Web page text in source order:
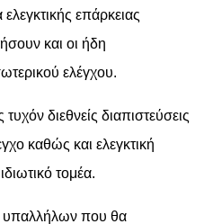
επάρκειας
και οι ήδη
ελέγχου.
διεθνείς διαπιστεύσεις
καθώς και ελεγκτική
τομέα.
υπαλλήλων που θα